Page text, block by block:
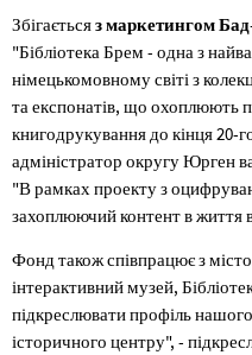
Збігаєтьсяз маркетингом
"Бібліотека Брем - одна з
німецькомовному світі з
та експонатів, що охоплюють
книгодрукування до кінця 20-
адміністратор округу Юрген
"В рамках проекту з
захоплюючий контент в
Фонд також співпрацює з
інтерактивний музей,
підкреслювати профіль
історичного центру", -